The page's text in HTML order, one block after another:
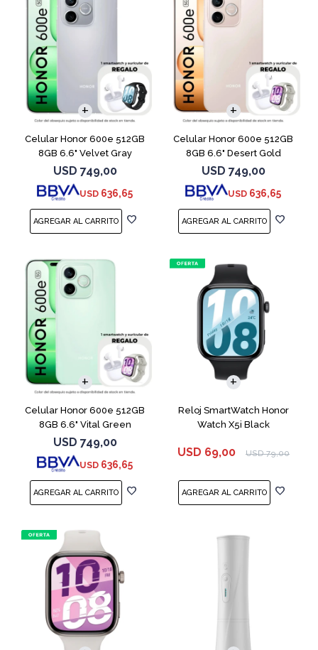
Celular Honor 600e 512GB
8GB 6.6" Velvet Gray
USD 749,00
USD 636,65
COMPARAR
Celular Honor 600e 512GB
8GB 6.6" Desert Gold
USD 749,00
USD 636,65
COMPARAR
Celular Honor 600e 512GB
8GB 6.6" Vital Green
USD 749,00
USD 636,65
COMPARAR
Reloj SmartWatch Honor
Watch X5i Black
USD 69,00 USD 79,00